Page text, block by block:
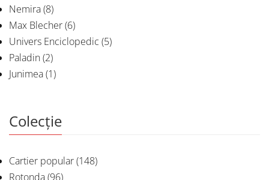
Nemira(8)
Max Blecher(6)
Univers Enciclopedic (5)
Paladin(2)
Junimea(1)
Colecție
Cartier popular(148)
Rotonda(96)